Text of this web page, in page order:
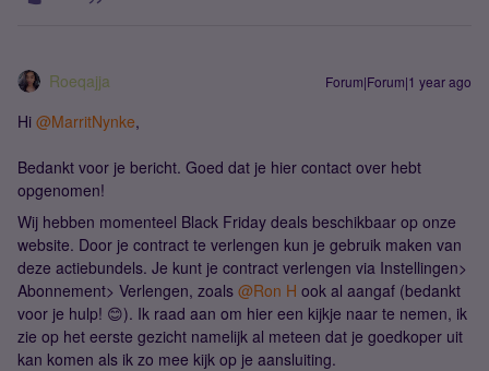
Roeqajja Forum|Forum|1 year ago
Hi ​ @MarritNynke,
Bedankt voor je bericht. Goed dat je hier contact over hebt
opgenomen!
Wij hebben momenteel Black Friday deals beschikbaar op onze
website. Door je contract te verlengen kun je gebruik maken van
deze actiebundels. Je kunt je contract verlengen via Instellingen>
Abonnement> Verlengen, zoals ​ @Ron H ook al aangaf (bedankt
voor je hulp! 😊). Ik raad aan om hier een kijkje naar te nemen, ik
zie op het eerste gezicht namelijk al meteen dat je goedkoper uit
kan komen als ik zo mee kijk op je aansluiting.